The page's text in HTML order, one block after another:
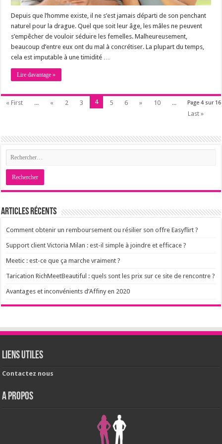
Depuis que l’homme existe, il ne s’est jamais départi de son penchant
naturel pour la drague. Quel que soit leur âge, les mâles ne peuvent
s’empêcher de vouloir séduire les femelles. Malheureusement,
beaucoup d’entre eux ont du mal à concrétiser. La plupart du temps,
cela est imputable à une timidité …
Lire davantage »
Page 4 sur 16
« First ... « 2 3 4 5 6 » 10
...
Last »
Articles récents
Comment obtenir un remboursement ou résilier son offre Easyflirt ?
Support client Victoria Milan : est-il simple à joindre et efficace ?
Meetic : est-ce que ça marche vraiment ?
Tarication RichMeetBeautiful : quels sont les prix sur ce site de rencontre ?
Avantages et inconvénients d’Affiny en 2020
Liens utiles
Contactez nous
A PROPOS